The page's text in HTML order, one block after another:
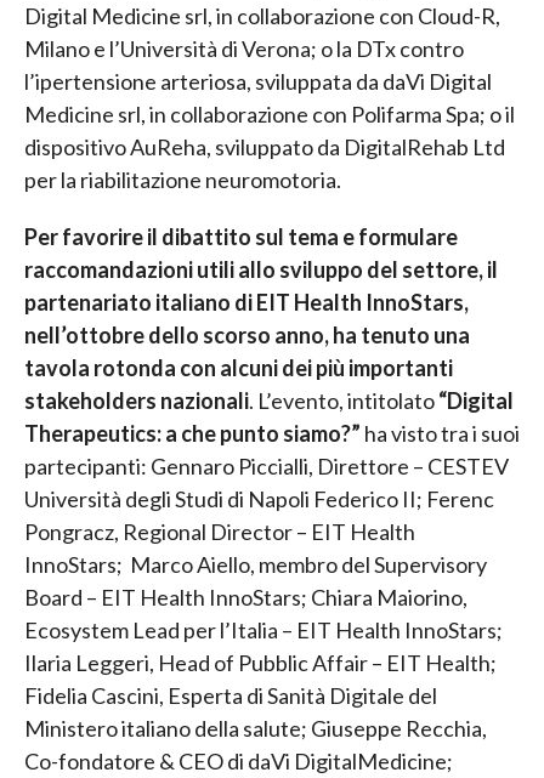
Digital Medicine srl, in collaborazione con Cloud-R,
Milano e l’Università di Verona; o la DTx contro
l’ipertensione arteriosa, sviluppata da daVi Digital
Medicine srl, in collaborazione con Polifarma Spa; o il
dispositivo AuReha, sviluppato da DigitalRehab Ltd
per la riabilitazione neuromotoria.
Per favorire il dibattito sul tema e formulare
raccomandazioni utili allo sviluppo del settore, il
partenariato italiano di EIT Health InnoStars,
nell’ottobre dello scorso anno, ha tenuto una
tavola rotonda con alcuni dei più importanti
stakeholders nazionali. L’evento, intitolato“Digital
Therapeutics: a che punto siamo?” ha visto tra i suoi
partecipanti: Gennaro Piccialli, Direttore – CESTEV
Università degli Studi di Napoli Federico II; Ferenc
Pongracz, Regional Director – EIT Health
InnoStars; Marco Aiello, membro del Supervisory
Board – EIT Health InnoStars; Chiara Maiorino,
Ecosystem Lead per l’Italia – EIT Health InnoStars;
Ilaria Leggeri, Head of Pubblic Affair – EIT Health;
Fidelia Cascini, Esperta di Sanità Digitale del
Ministero italiano della salute; Giuseppe Recchia,
Co-fondatore & CEO di daVi DigitalMedicine;